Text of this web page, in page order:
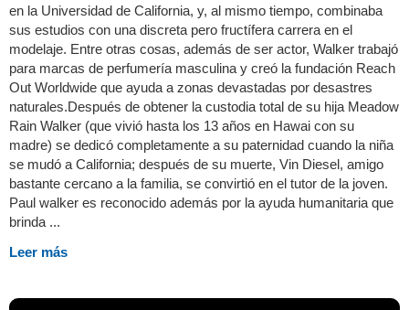
en la Universidad de California, y, al mismo tiempo, combinaba
sus estudios con una discreta pero fructífera carrera en el
modelaje. Entre otras cosas, además de ser actor, Walker trabajó
para marcas de perfumería masculina y creó la fundación Reach
Out Worldwide que ayuda a zonas devastadas por desastres
naturales.Después de obtener la custodia total de su hija Meadow
Rain Walker (que vivió hasta los 13 años en Hawai con su
madre) se dedicó completamente a su paternidad cuando la niña
se mudó a California; después de su muerte, Vin Diesel, amigo
bastante cercano a la familia, se convirtió en el tutor de la joven.
Paul walker es reconocido además por la ayuda humanitaria que
brinda ...
Leer más